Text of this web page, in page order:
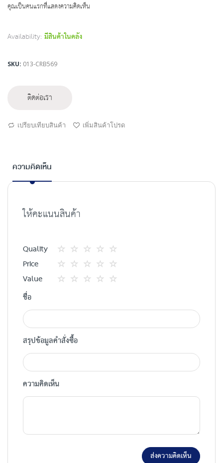
คุณเป็นคนแรกที่แสดงความคิดเห็น
Availability: มีสินค้าในคลัง
SKU 013-CRB569
ติดต่อเรา
เปรียบเทียบสินค้า เพิ่มสินค้าโปรด
ความคิดเห็น
ให้คะแนนสินค้า
Quality
1
star
2
ดาว
3
ดาว
4
ดาว
5
ดาว
Price
1
2
3
4
5
Value
ชื่อ
สรุปข้อมูลคำสั่งซื้อ
ความคิดเห็น
ส่งความคิดเห็น